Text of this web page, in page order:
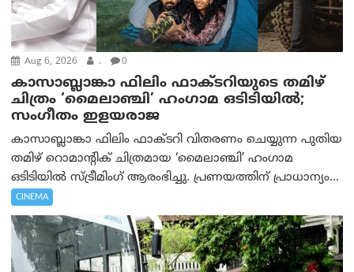
Aug 6, 2026 . 0
കാസാബ്ലാങ്കാ ഫിലിം ഫാക്ടറിയുടെ തമിഴ്
ചിത്രം ‘മൈലാഞ്ചി’ ഹംഗാമ ഒടിടിയിൽ;
സംഗീതം ഇളയരാജ
കാസാബ്ലാങ്കാ ഫിലിം ഫാക്ടറി വിതരണം ചെയ്യുന്ന പുതിയ
തമിഴ് റൊമാന്റിക് ചിത്രമായ ‘മൈലാഞ്ചി’ ഹംഗാമ
ഒടിടിയിൽ സ്ട്രീമിംഗ് ആരംഭിച്ചു. പ്രണയത്തിന് പ്രാധാന്യം...
CINEMA